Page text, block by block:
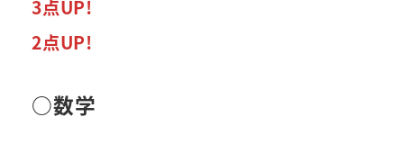
3点UP!
2点UP!
○数学